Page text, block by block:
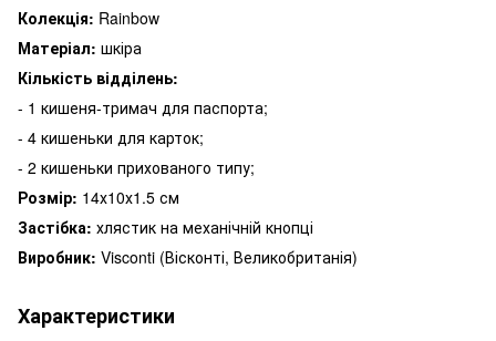
Колекція: Rainbow
Матеріал: шкіра
Кількість відділень:
- 1 кишеня-тримач для паспорта;
- 4 кишеньки для карток;
- 2 кишеньки прихованого типу;
Розмір: 14х10х1.5 см
Застібка: хлястик на механічній кнопці
Виробник: Visconti (Вісконті, Великобританія)
Характеристики